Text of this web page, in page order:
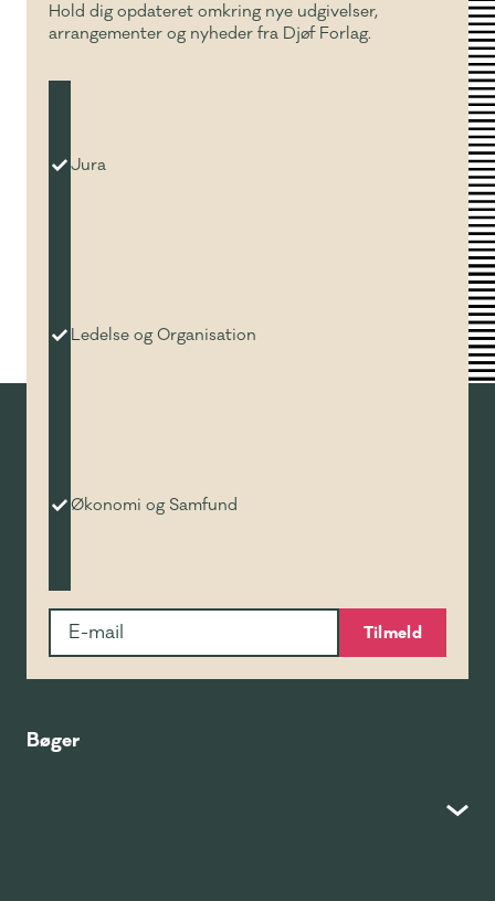
Hold dig opdateret omkring nye udgivelser,
arrangementer og nyheder fra Djøf Forlag.
Jura
Ledelse og Organisation
Økonomi og Samfund
Tilmeld
Bøger